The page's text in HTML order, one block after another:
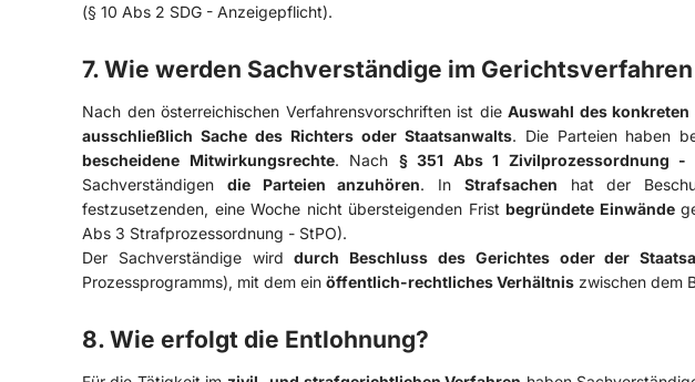
(§ 10 Abs 2 SDG - Anzeigepflicht).
7. Wie werden Sachverständige im
Nach den österreichischen Verfahrensvorschriften ist dieAuswahl des
ausschließlich Sache des Richters oder Staatsanwalts. Die Parteien haben
bescheidene Mitwirkungsrechte. Nach § 351 Abs 1 Zivilprozessordnung -
Sachverständigen die Parteien anzuhören. In Strafsachen hat der
festzusetzenden, eine Woche nicht übersteigenden Fristbegründete Einwände
Abs 3 Strafprozessordnung - StPO).
Der Sachverständige wirddurch Beschluss des Gerichtes oder der
Prozessprogramms), mit dem ein öffentlich-rechtliches Verhältnis zwischen dem
8. Wie erfolgt die Entlohnung?